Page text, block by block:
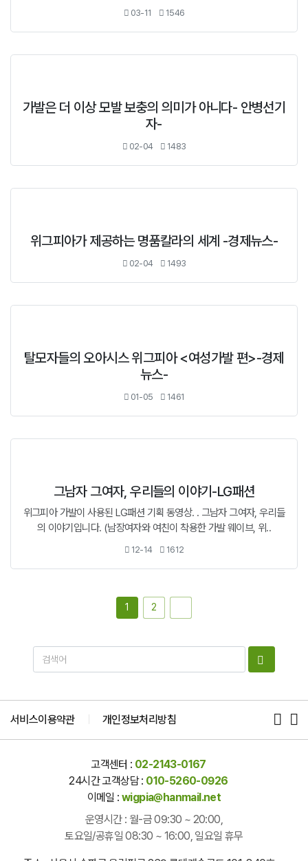
03-11 1546
가발은 더 이상 모발 보충의 의미가 아니다- 안병선기
자-
02-04 1483
위그피아가 제공하는 명품칼라의 세계 -경제뉴스-
02-04 1493
탈모자들의 오아시스 위그피아 <여성가발 편>-경제
뉴스-
01-05 1461
그남자 그여자, 우리들의 이야기-LG패션
위그피아 가발이 사용된 LG패션 기획 동영상. . 그남자 그여자, 우리들
의 이야기입니다. (남장여자와 여친이 착용한 가발 웨이브, 위..
12-14 1612
1 2
서비스이용약관 개인정보처리방침
고객센터 : 02-2143-0167
24시간 고객상담 : 010-5260-0926
이메일 :wigpia@hanmail.net
운영시간 : 월-금 09:30 ~ 20:00,
토요일/공휴일 08:30 ~ 16:00, 일요일 휴무